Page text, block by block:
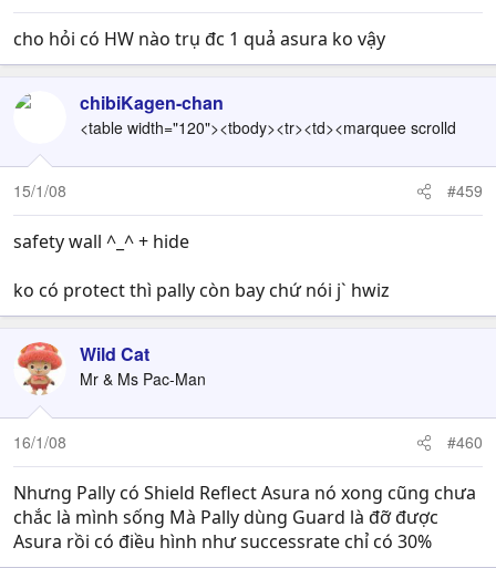
cho hỏi có HW nào trụ đc 1 quả asura ko vậy
chibiKagen-chan
<table width="120"><tbody><tr><td><marquee scrolld
15/1/08 #459
safety wall ^_^ + hide
ko có protect thì pally còn bay chứ nói j` hwiz
Wild Cat
Mr & Ms Pac-Man
16/1/08 #460
Nhưng Pally có Shield Reflect Asura nó xong cũng chưa
chắc là mình sống Mà Pally dùng Guard là đỡ được
Asura rồi có điều hình như successrate chỉ có 30%